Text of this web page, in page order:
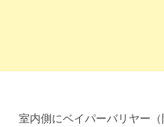
室内側にベイパーバリヤー（